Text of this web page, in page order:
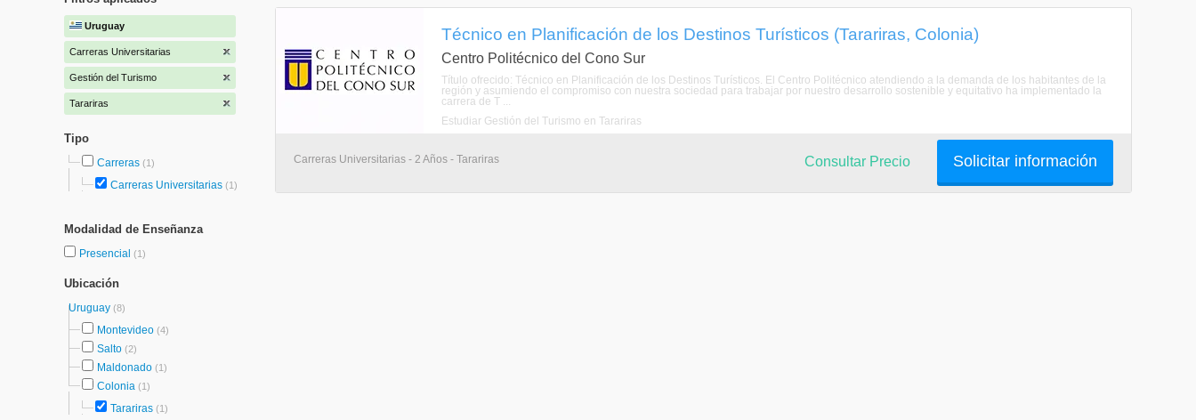
Uruguay
Carreras Universitarias
Gestión del Turismo
Tarariras
Tipo
Carreras (1)
Carreras Universitarias (1)
Modalidad de Enseñanza
Presencial (1)
Ubicación
Uruguay (8)
Montevideo (4)
Salto (2)
Maldonado (1)
Colonia (1)
Tarariras (1)
Técnico en Planificación de los Destinos Turísticos (Tarariras, Colonia)
Centro Politécnico del Cono Sur
Título ofrecido: Técnico en Planificación de los Destinos Turísticos. El Centro Politécnico atendiendo a la demanda de los habitantes de la
región y asumiendo el compromiso con nuestra sociedad para trabajar por nuestro desarrollo sostenible y equitativo ha implementado la
carrera de T ...
Estudiar Gestión del Turismo en Tarariras
Carreras Universitarias - 2 Años - Tarariras Solicitar información
Consultar Precio